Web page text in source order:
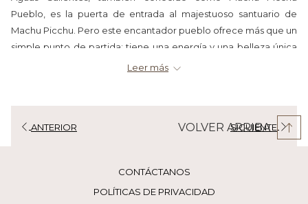
Pueblo, es la puerta de entrada al majestuoso santuario de
Machu Picchu. Pero este encantador pueblo ofrece más que un
simple punto de partida: tiene una energía y una belleza única
que merece ser explorada en los momentos adecuados del
¿Cuándo es mejor explorar
Cada momento del día en Aguas Calientes tiene su magia
hasta la tranquilidad nocturna acompañada por el susurro del
Leer más
ANTERIOR SIGUIENTE
VOLVER ARRIBA
CONTÁCTANOS
POLÍTICAS DE PRIVACIDAD